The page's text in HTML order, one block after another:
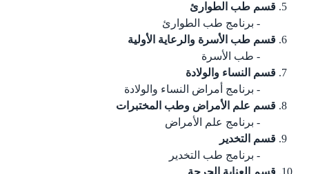
قسم طب الطوارئ
برنامج طب الطوارئ
قسم طب الأسرة والرعاية الأولية
طب الأسرة
قسم النساء والولادة
برنامج أمراض النساء والولادة
قسم علم الأمراض وطب المختبرات
برنامج علم الأمراض
قسم التخدير
برنامج طب التخدير
قسم العناية الحرجة